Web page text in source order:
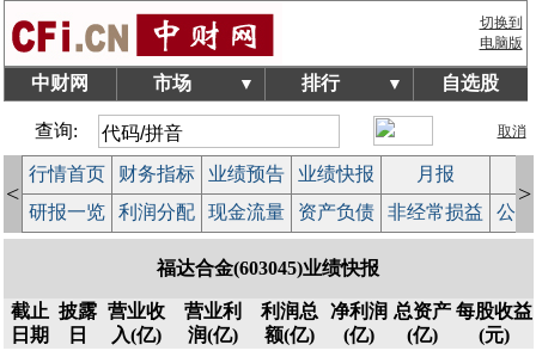
切换到
电脑版
中财网 市场 ▼ 排行 ▼ 自选股
查询: 取消
<
行情首页 财务指标 业绩预告 业绩快报 月报
研报一览
利润分配 现金流量 资产负债 非经常损益 公
>
福达合金(603045)业绩快报
截止
日期
披露
日
营业收
入(亿)
营业利
润(亿)
利润总
额(亿)
净利润
(亿)
总资产
(亿)
每股收益
(元)